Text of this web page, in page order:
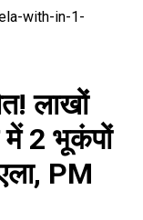
with-in-1-
लाखों
2 भूकंपों
PM